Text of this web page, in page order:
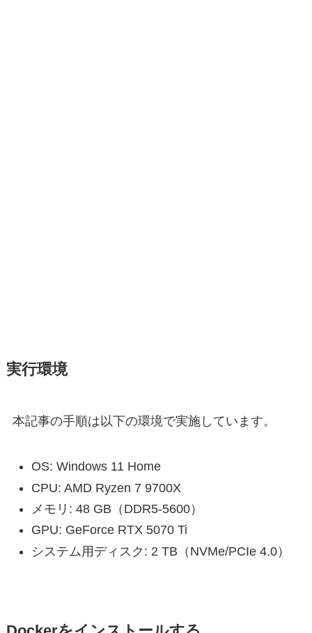
実行環境
本記事の手順は以下の環境で実施しています。
OS: Windows 11 Home
CPU: AMD Ryzen 7 9700X
メモリ: 48 GB（DDR5-5600）
GPU: GeForce RTX 5070 Ti
システム用ディスク: 2 TB（NVMe/PCIe 4.0）